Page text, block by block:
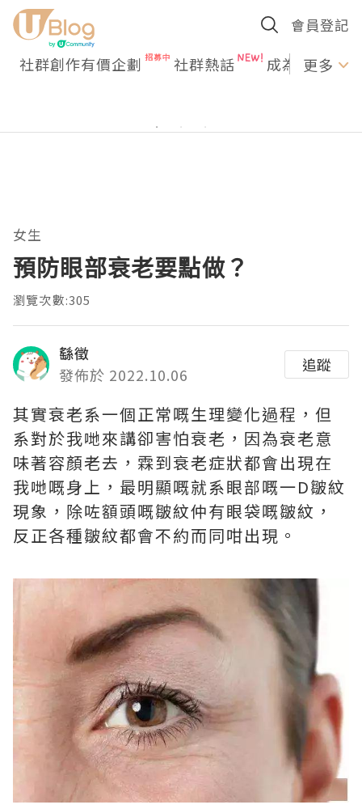
會員登記
社群創作有價企劃 社群熱話 成為U更多
女生
預防眼部衰老要點做？
瀏覽次數:305
繇徵
發佈於 2022.10.06
追蹤
其實衰老系一個正常嘅生理變化過程，但
系對於我哋來講卻害怕衰老，因為衰老意
味著容顏老去，霖到衰老症狀都會出現在
我哋嘅身上，最明顯嘅就系眼部嘅一D皺紋
現象，除咗額頭嘅皺紋仲有眼袋嘅皺紋，
反正各種皺紋都會不約而同咁出現。